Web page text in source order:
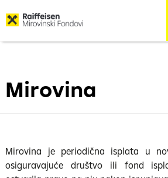
Mirovina
Mirovina je periodična isplata u
osiguravajuće društvo ili fond